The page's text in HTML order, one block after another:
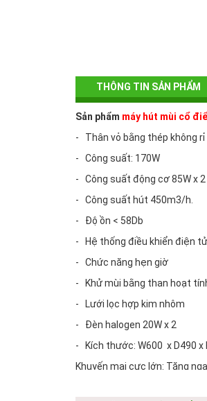
THÔNG TIN SẢN PHẨM
Sản phẩm máy hút mùi cổ
- Thân vỏ bằng thép không rỉ
- Công suất: 170W
- Công suất động cơ 85W x 2
- Công suất hút 450m3/h.
- Độ ồn < 58Db
- Hệ thống điều khiển điện
- Chức năng hẹn giờ
- Khử mùi bằng than hoạt
- Lưới lọc hợp kim nhôm
- Đèn halogen 20W x 2
- Kích thước: W600 x D490 x
Khuyến mại cực lớn: Tặng